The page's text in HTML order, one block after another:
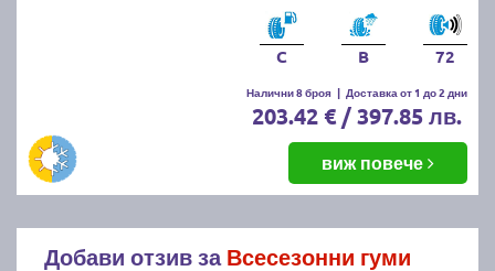
C B 72
Налични 8 броя | Доставка от 1 до 2 дни
203.42 € / 397.85 лв.
виж повече
Добави отзив заВсесезонни гуми